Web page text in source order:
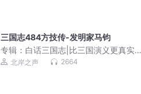
三国志484方技传-发明家马钧
专辑： 白话三国志|比三国演义更真实的
历史，听得懂的真三国|北岸播讲
北岸之声 2664